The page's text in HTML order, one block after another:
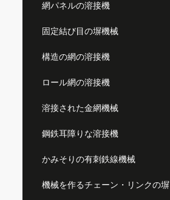
網パネルの溶接機
固定結び目の塀機械
構造の網の溶接機
ロール網の溶接機
溶接された金網機械
鋼鉄耳障りな溶接機
かみそりの有刺鉄線機械
機械を作るチェーン・リンクの塀